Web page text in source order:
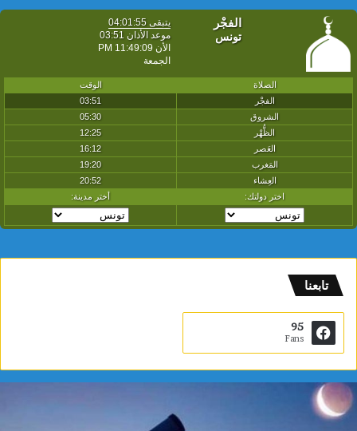
تابعنا
95
Fans
مدينة
العلوم:
فلكيًا